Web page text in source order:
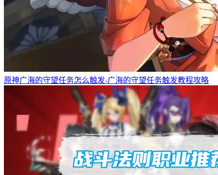
原神广海的守望任务怎么触发-广海的守望任务触发教程攻略